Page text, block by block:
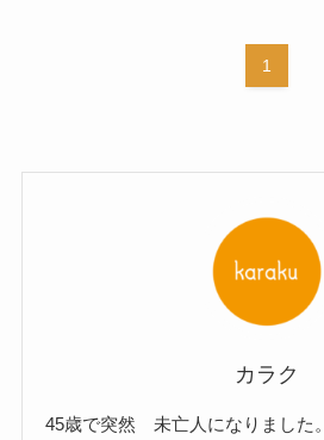
1
カラク
45歳で突然 未亡人になりました。